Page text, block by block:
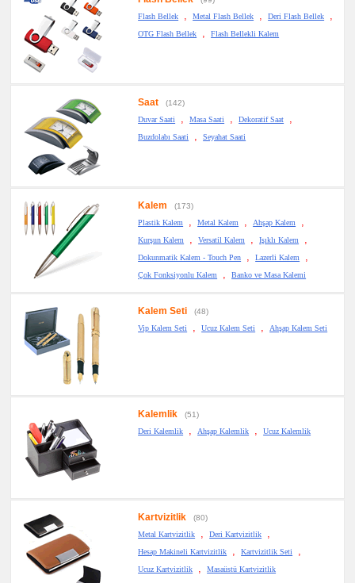
Flash Bellek
, Metal Flash Bellek , Deri Flash Bellek ,
OTG Flash Bellek , Flash Bellekli Kalem
Saat
(142)
Duvar Saati
, Masa Saati , Dekoratif Saat ,
Buzdolabı Saati , Seyahat Saati
Kalem
(173)
Plastik Kalem
, Metal Kalem , Ahşap Kalem ,
Kurşun Kalem , Versatil Kalem , Işıklı Kalem ,
Dokunmatik Kalem - Touch Pen , Lazerli Kalem ,
Çok Fonksiyonlu Kalem , Banko ve Masa Kalemi
Kalem Seti
(48)
Vip Kalem Seti
, Ucuz Kalem Seti , Ahşap Kalem Seti
Kalemlik
(51)
Deri Kalemlik
, Ahşap Kalemlik , Ucuz Kalemlik
Kartvizitlik
(80)
Metal Kartvizitlik
, Deri Kartvizitlik ,
Hesap Makineli Kartvizitlik , Kartvizitlik Seti ,
Ucuz Kartvizitlik , Masaüstü Kartvizitlik